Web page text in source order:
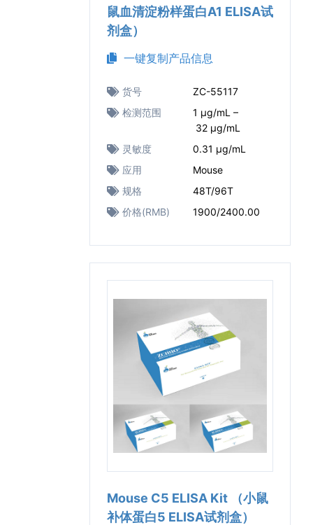
鼠血清淀粉样蛋白A1 ELISA试
剂盒）
一键复制产品信息
货号
ZC-55117
检测范围
1 μg/mL –
32 μg/mL
灵敏度
0.31 μg/mL
应用
Mouse
规格
48T/96T
价格(RMB)
1900/2400.00
Mouse C5 ELISA Kit （小鼠
补体蛋白5 ELISA试剂盒）